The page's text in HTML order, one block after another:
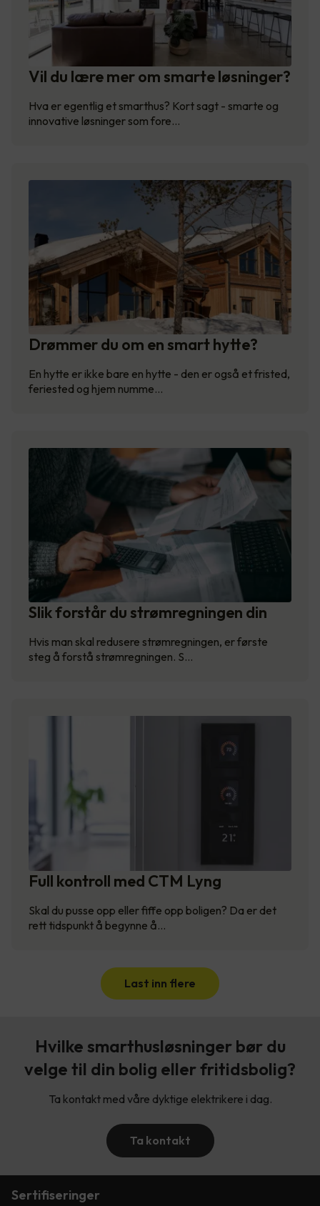
Vil du lære mer om smarte løsninger?
Hva er egentlig et smarthus? Kort sagt - smarte og
innovative løsninger som fore…
Drømmer du om en smart hytte?
En hytte er ikke bare en hytte - den er også et fristed,
feriested og hjem numme…
Slik forstår du strømregningen din
Hvis man skal redusere strømregningen, er første
steg å forstå strømregningen. S…
Full kontroll med CTM Lyng
Skal du pusse opp eller fiffe opp boligen? Da er det
rett tidspunkt å begynne å…
Last inn flere
Hvilke smarthusløsninger bør du
velge til din bolig eller fritidsbolig?
Ta kontakt med våre dyktige elektrikere i dag.
Ta kontakt
Sertifiseringer